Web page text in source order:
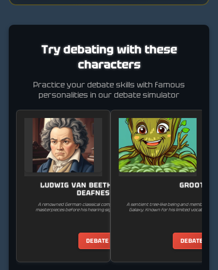
Try debating with these
characters
Practice your debate skills with famous
personalities in our debate simulator
LUDWIG VAN BEETHOVEN (PRE-
DEAFNESS)
A renowned German classical composer who created his
masterpieces before his hearing significantly deteriorated.
DEBATE
GROOT
A sentient tree-like being and member of
Galaxy. Known for his limited vocabulary
DEBATE